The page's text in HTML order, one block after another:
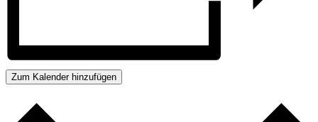
Zum Kalender hinzufügen